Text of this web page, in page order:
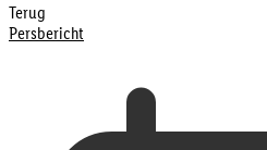
Terug
Persbericht